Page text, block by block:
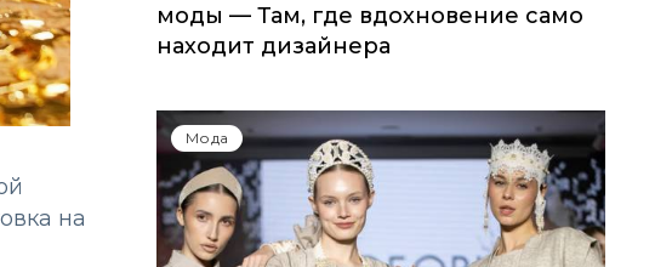
на
моды — Там, где вдохновение само
находит дизайнера
Мода